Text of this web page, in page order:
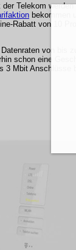
der Telekom
bekommen
Rabatt von 10
von bis
schon eine
3 Mbit Anschlüsse